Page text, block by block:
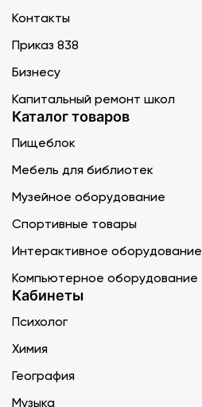
Контакты
Приказ 838
Бизнесу
Капитальный ремонт школ
Каталог товаров
Пищеблок
Мебель для библиотек
Музейное оборудование
Спортивные товары
Интерактивное оборудование
Компьютерное оборудование
Кабинеты
Психолог
Химия
География
Музыка